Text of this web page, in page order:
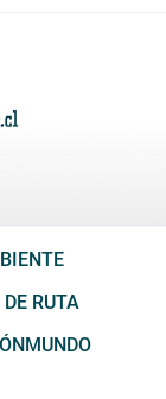
RUTA
MUNDO